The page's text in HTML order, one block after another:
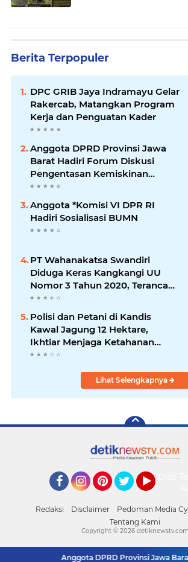
Berita Terpopuler
DPC GRIB Jaya Indramayu Gelar
Rakercab, Matangkan Program
Kerja dan Penguatan Kader
Anggota DPRD Provinsi Jawa
Barat Hadiri Forum Diskusi
Pengentasan Kemiskinan
Bersama LPK Trisakti
Anggota *Komisi VI DPR RI
Hadiri Sosialisasi BUMN
PT Wahanakatsa Swandiri
Diduga Keras Kangkangi UU
Nomor 3 Tahun 2020, Terancam
Pidana Dan Denda
Polisi dan Petani di Kandis
Kawal Jagung 12 Hektare,
Ikhtiar Menjaga Ketahanan
Pangan
Lihat Selengkapnya
Redaksi Disclaimer Pedoman Media
Tentang Kami
Anggota DPRD Provinsi Jawa
Copyright © 2026 detiknewstv.com